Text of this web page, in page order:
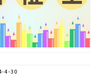
4-30